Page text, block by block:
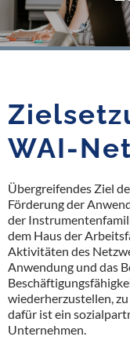
WAI-
Übergreifendes Ziel
Förderung der
der
dem Haus der
Aktivitäten des
Anwendung und das
wiederherzustellen,
dafür ist ein
Unternehmen.